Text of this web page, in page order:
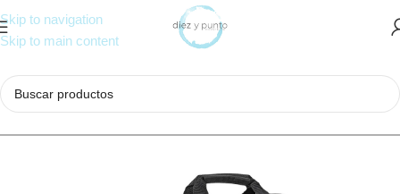
Skip to navigation
Skip to main content